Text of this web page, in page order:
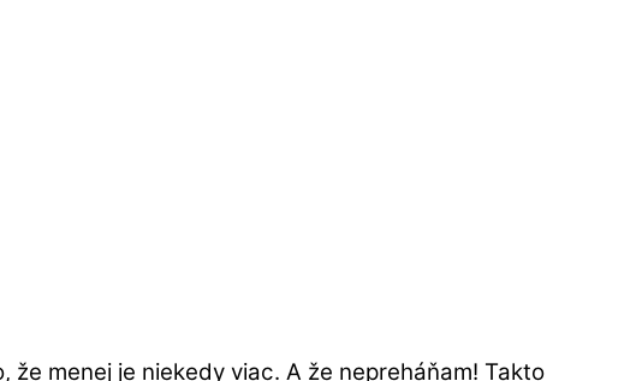
menej je niekedy viac. A že nepreháňam! Takto